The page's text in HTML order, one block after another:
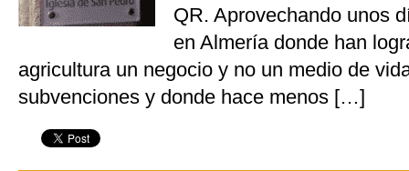
QR. Aprovechando unos
en Almería donde han
agricultura un negocio y no un medio de
subvenciones y donde hace menos […]